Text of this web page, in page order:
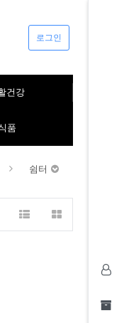
로그인
건강
품
쉼터